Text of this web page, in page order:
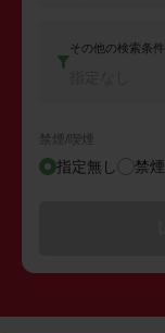
その他の検索条件
禁煙/喫煙
指定無し 禁煙